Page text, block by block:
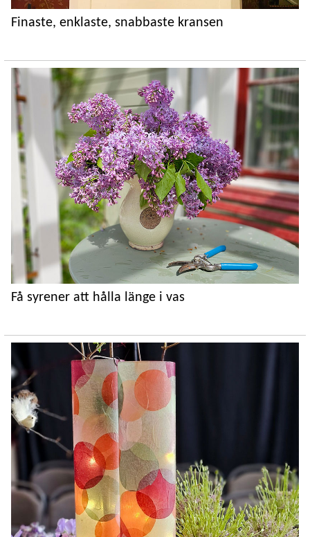
Finaste, enklaste, snabbaste kransen
Få syrener att hålla länge i vas